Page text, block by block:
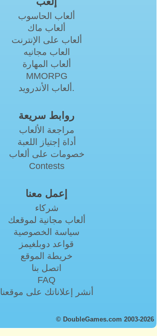
ألعاب الحاسوب
ألعاب ماك
ألعاب على الإنترنت
العاب مجانيه
ألعاب المهارة
MMORPG
ألعاب الأندرويد.
روابط سريعة
مراجعة الألعاب
أداة إجتياز اللعبة
خصومات على ألعاب
Contests
إعمل معنا
شركاء
ألعاب مجانية لموقعك
سياسة الخصوصية
قواعد دوبلغيمز
خريطة الموقع
اتصل بنا
FAQ
أنشر إعلاناتك على موقعنا
© DoubleGames.com 2003-2026